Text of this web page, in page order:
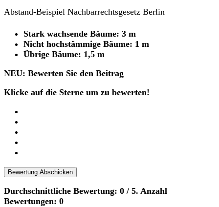
Abstand-Beispiel Nachbarrechtsgesetz Berlin
Stark wachsende Bäume: 3 m
Nicht hochstämmige Bäume: 1 m
Übrige Bäume: 1,5 m
NEU: Bewerten Sie den Beitrag
Klicke auf die Sterne um zu bewerten!
Bewertung Abschicken
Durchschnittliche Bewertung: 0 / 5. Anzahl
Bewertungen: 0